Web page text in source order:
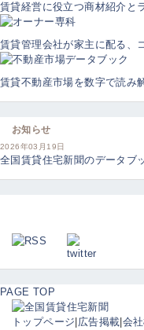
賃貸経営に役立つ商材紹介と
賃貸管理会社が家主に配る、
賃貸不動産市場を数字で読み
お知らせ
2026年03月19日
全国賃貸住宅新聞のデータブ
PAGE TOP
トップページ 広告掲載 会